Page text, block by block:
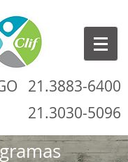
21.3883-6400
21.3030-5096